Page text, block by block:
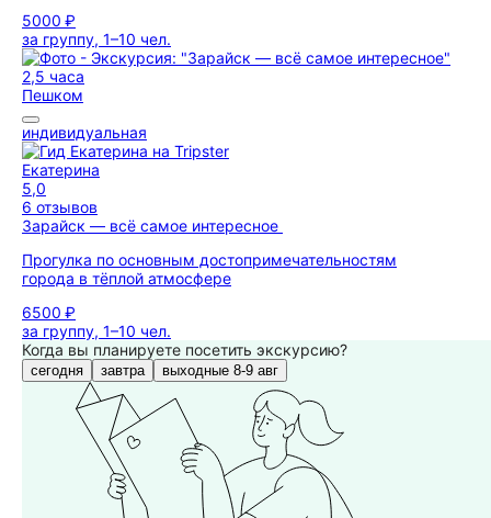
5000 ₽
за группу, 1–10 чел.
2,5 часа
Пешком
индивидуальная
Екатерина
5,0
6 отзывов
Зарайск — всё самое интересное
Прогулка по основным достопримечательностям
города в тёплой атмосфере
6500 ₽
за группу, 1–10 чел.
Когда вы планируете посетить экскурсию?
сегодня завтра выходные 8-9 авг